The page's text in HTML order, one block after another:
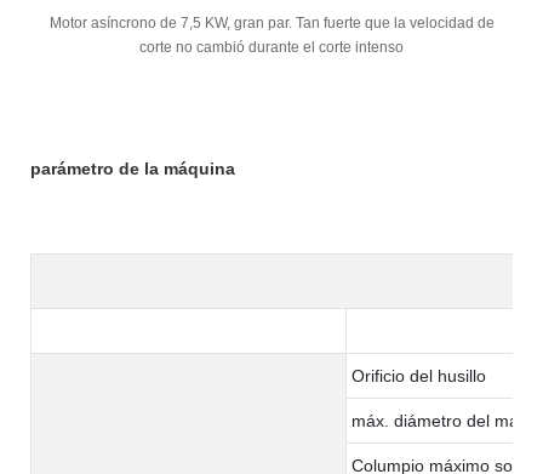
Motor asíncrono de 7,5 KW, gran par. Tan fuerte que la velocidad de
corte no cambió durante el corte intenso
parámetro de la máquina
Orificio del husillo
máx. diámetro del
Columpio máximo sobre